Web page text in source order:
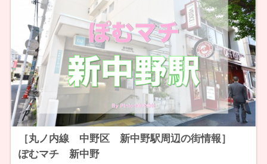
［丸ノ内線 中野区 新中野駅周辺の街情報］
ぽむマチ 新中野